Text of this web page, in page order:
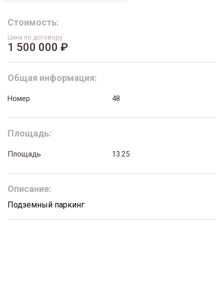
Стоимость:
Цена по договору
1 500 000 ₽
Общая информация:
Номер 48
Площадь:
Площадь 13.25
Описание:
Подземный паркинг